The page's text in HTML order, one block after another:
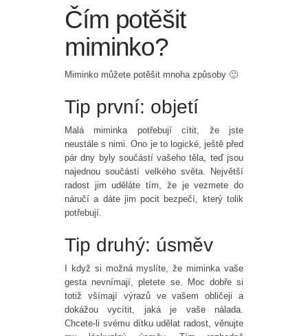
Čím potěšit
miminko?
Miminko můžete potěšit mnoha způsoby 🙂
Tip první: objetí
Malá miminka potřebují cítit, že jste
neustále s nimi. Ono je to logické, ještě před
pár dny byly součástí vašeho těla, teď jsou
najednou součástí velkého světa. Největší
radost jim uděláte tím, že je vezmete do
náručí a dáte jim pocit bezpečí, který tolik
potřebují.
Tip druhý: úsměv
I když si možná myslíte, že miminka vaše
gesta nevnímají, pletete se. Moc dobře si
totiž všímají výrazů ve vašem obličeji a
dokážou vycítit, jaká je vaše nálada.
Chcete-li svému dítku udělat radost, věnujte